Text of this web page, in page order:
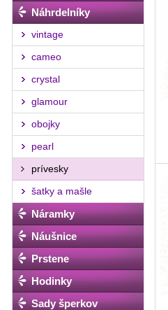
Náhrdelníky
vintage
cameo
crystal
glamour
obojky
pearl
prívesky
šatky a mašle
Náramky
Náušnice
Prstene
Hodinky
Sady šperkov